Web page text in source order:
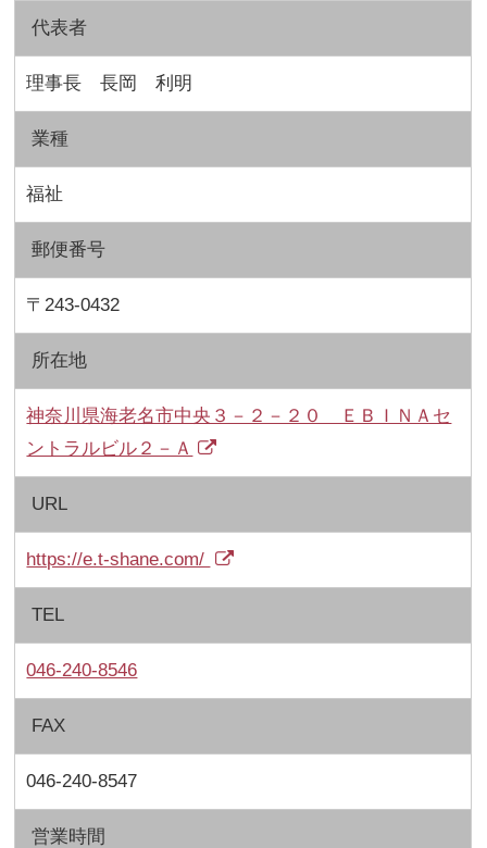
代表者
理事長 長岡 利明
業種
福祉
郵便番号
〒243-0432
所在地
神奈川県海老名市中央３－２－２０ ＥＢＩＮＡセ
ントラルビル２－Ａ
URL
https://e.t-shane.com/
TEL
046-240-8546
FAX
046-240-8547
営業時間